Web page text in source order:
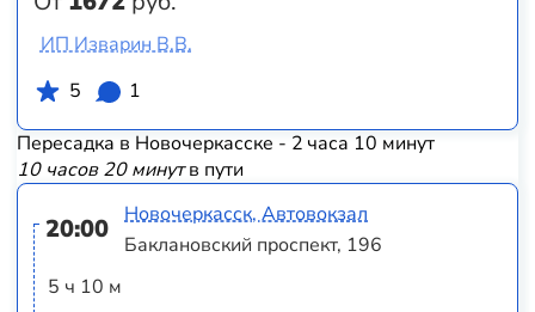
ИП Изварин В.В.
5
1
Пересадка в Новочеркасске - 2 часа 10 минут
10 часов 20 минутв пути
20:00
5 ч 10 м
Новочеркасск, Автовокзал
Баклановский проспект, 196